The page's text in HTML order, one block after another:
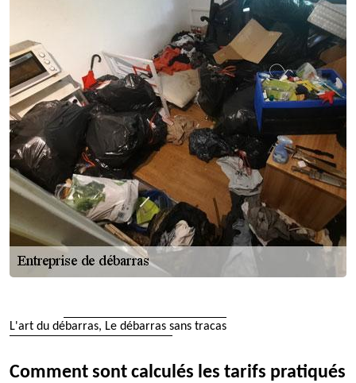
L'art du débarras, Le débarras sans tracas
Comment sont calculés les tarifs pratiqués